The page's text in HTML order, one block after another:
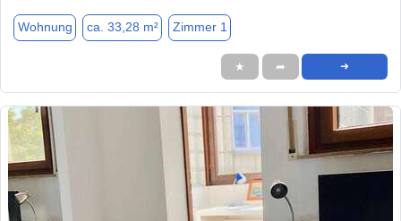
Wohnung ca. 33,28 m² Zimmer 1
★ ➦ ➜